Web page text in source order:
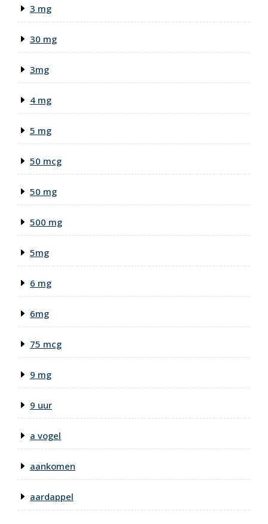
3 mg
30 mg
3mg
4 mg
5 mg
50 mcg
50 mg
500 mg
5mg
6 mg
6mg
75 mcg
9 mg
9 uur
a vogel
aankomen
aardappel